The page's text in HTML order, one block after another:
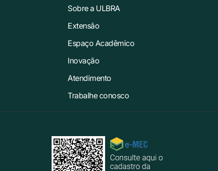
Sobre a ULBRA
Extensão
Espaço Acadêmico
Inovação
Atendimento
Trabalhe conosco